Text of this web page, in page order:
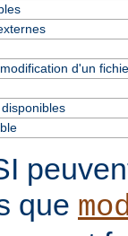
d'un
que